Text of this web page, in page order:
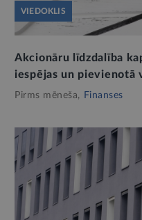
VIEDOKLIS
Akcionāru līdzdalība
iespējas un pievienotā
Pirms mēneša, Finanses